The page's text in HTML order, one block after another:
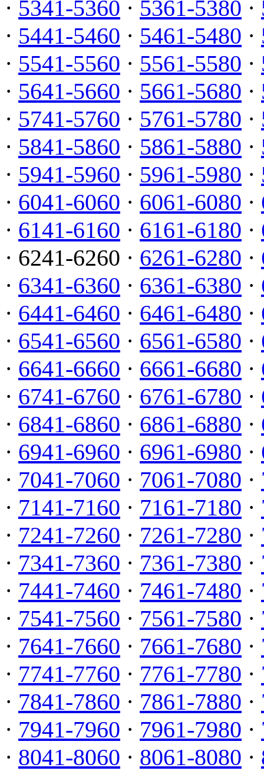
· 5341-5360 · 5361-5380 ·
· 5441-5460 · 5461-5480 ·
· 5541-5560 · 5561-5580 ·
· 5641-5660 · 5661-5680 ·
· 5741-5760 · 5761-5780 ·
· 5841-5860 · 5861-5880 ·
· 5941-5960 · 5961-5980 ·
· 6041-6060 · 6061-6080 ·
· 6141-6160 · 6161-6180 ·
· 6241-6260 · 6261-6280 ·
· 6341-6360 · 6361-6380 ·
· 6441-6460 · 6461-6480 ·
· 6541-6560 · 6561-6580 ·
· 6641-6660 · 6661-6680 ·
· 6741-6760 · 6761-6780 ·
· 6841-6860 · 6861-6880 ·
· 6941-6960 · 6961-6980 ·
· 7041-7060 · 7061-7080 ·
· 7141-7160 · 7161-7180 ·
· 7241-7260 · 7261-7280 ·
· 7341-7360 · 7361-7380 ·
· 7441-7460 · 7461-7480 ·
· 7541-7560 · 7561-7580 ·
· 7641-7660 · 7661-7680 ·
· 7741-7760 · 7761-7780 ·
· 7841-7860 · 7861-7880 ·
· 7941-7960 · 7961-7980 ·
· 8041-8060 · 8061-8080 ·